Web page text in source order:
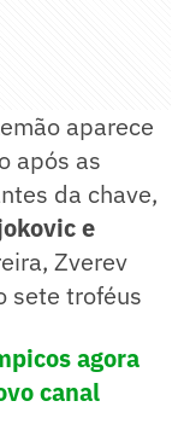
aparece
após as
da chave,
e
Zverev
sete troféus
agora
canal